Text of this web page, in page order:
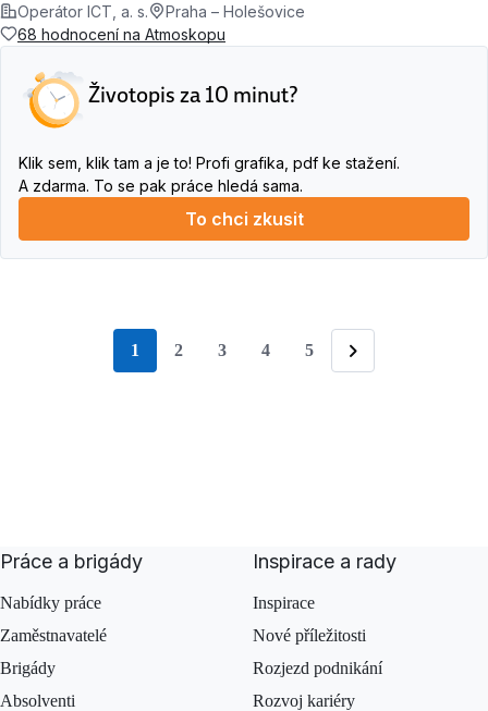
Operátor ICT, a. s.
Praha – Holešovice
68 hodnocení na Atmoskopu
Životopis za 10 minut?
Klik sem, klik tam a je to! Profi grafika, pdf ke stažení.
A zdarma. To se pak práce hledá sama.
To chci zkusit
stránka
1 2 3 4 5
Následující
Práce a brigády
Nabídky práce
Zaměstnavatelé
Brigády
Absolventi
Inspirace a rady
Inspirace
Nové příležitosti
Rozjezd podnikání
Rozvoj kariéry